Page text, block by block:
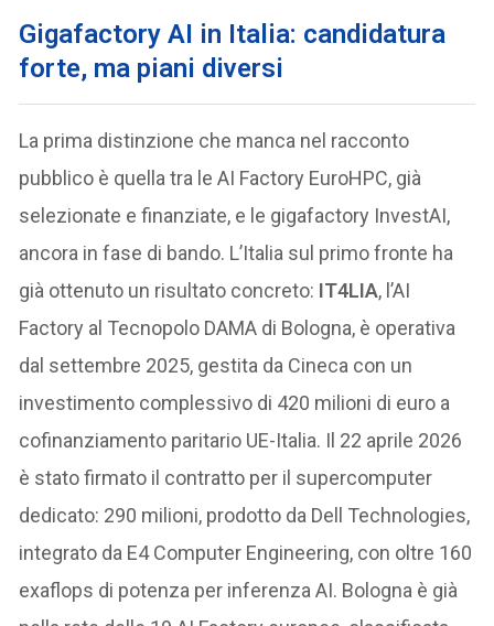
Gigafactory AI in Italia: candidatura
forte, ma piani diversi
La prima distinzione che manca nel racconto
pubblico è quella tra le AI Factory EuroHPC, già
selezionate e finanziate, e le gigafactory InvestAI,
ancora in fase di bando. L’Italia sul primo fronte ha
già ottenuto un risultato concreto: IT4LIA, l’AI
Factory al Tecnopolo DAMA di Bologna, è operativa
dal settembre 2025, gestita da Cineca con un
investimento complessivo di 420 milioni di euro a
cofinanziamento paritario UE-Italia. Il 22 aprile 2026
è stato firmato il contratto per il supercomputer
dedicato: 290 milioni, prodotto da Dell Technologies,
integrato da E4 Computer Engineering, con oltre 160
exaflops di potenza per inferenza AI. Bologna è già